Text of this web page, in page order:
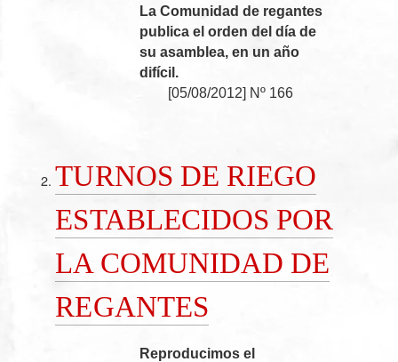
La Comunidad de regantes
publica el orden del día de
su asamblea, en un año
difícil.
[05/08/2012] Nº 166
TURNOS DE RIEGO
ESTABLECIDOS POR
LA COMUNIDAD DE
REGANTES
Reproducimos el